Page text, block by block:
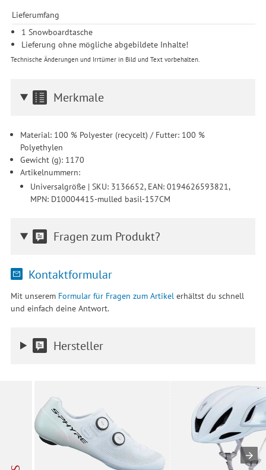
erforderlich und gilt, bis sie widerrufen wird. Sie können Ihre
Einwilligung unter Einstellungen lediglich für bestimmte
Drittanbieter erteilen und jederzeit für die Zukunft widerrufen.
Lieferumfang
1 Snowboardtasche
Lieferung ohne mögliche abgebildete Inhalte!
Technische Änderungen und Irrtümer in Bild und Text vorbehalten.
Merkmale
Material: 100 % Polyester (recycelt) / Futter: 100 %
Polyethylen
Gewicht (g): 1170
Artikelnummern:
Universalgröße | SKU: 3136652, EAN: 0194626593821,
MPN: D10004415-mulled basil-157CM
Fragen zum Produkt?
Kontaktformular
Mit unserem Formular für Fragen zum Artikelerhältst du schnell
und einfach deine Antwort.
Hersteller